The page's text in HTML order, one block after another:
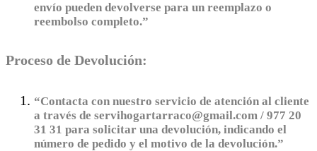
envío pueden devolverse para un reemplazo o
reembolso completo.”
Proceso de Devolución:
“Contacta con nuestro servicio de atención al cliente
a través de servihogartarraco@gmail.com / 977 20
31 31 para solicitar una devolución, indicando el
número de pedido y el motivo de la devolución.”